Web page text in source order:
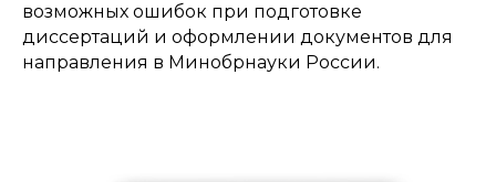
возможных ошибок при подготовке
диссертаций и оформлении документов для
направления в Минобрнауки России.